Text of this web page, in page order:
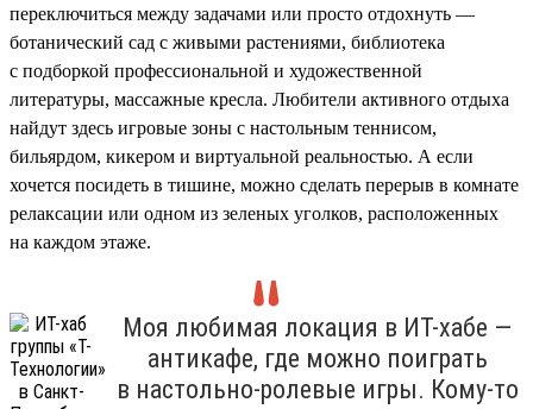
переключиться между задачами или просто отдохнуть —
ботанический сад с живыми растениями, библиотека
с подборкой профессиональной и художественной
литературы, массажные кресла. Любители активного отдыха
найдут здесь игровые зоны с настольным теннисом,
бильярдом, кикером и виртуальной реальностью. А если
хочется посидеть в тишине, можно сделать перерыв в комнате
релаксации или одном из зеленых уголков, расположенных
на каждом этаже.
Моя любимая локация в ИТ-хабе —
антикафе, где можно поиграть
в настольно-ролевые игры. Кому-то